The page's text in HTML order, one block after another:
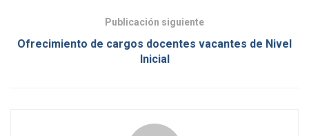
Publicación siguiente
Ofrecimiento de cargos docentes vacantes de Nivel
Inicial